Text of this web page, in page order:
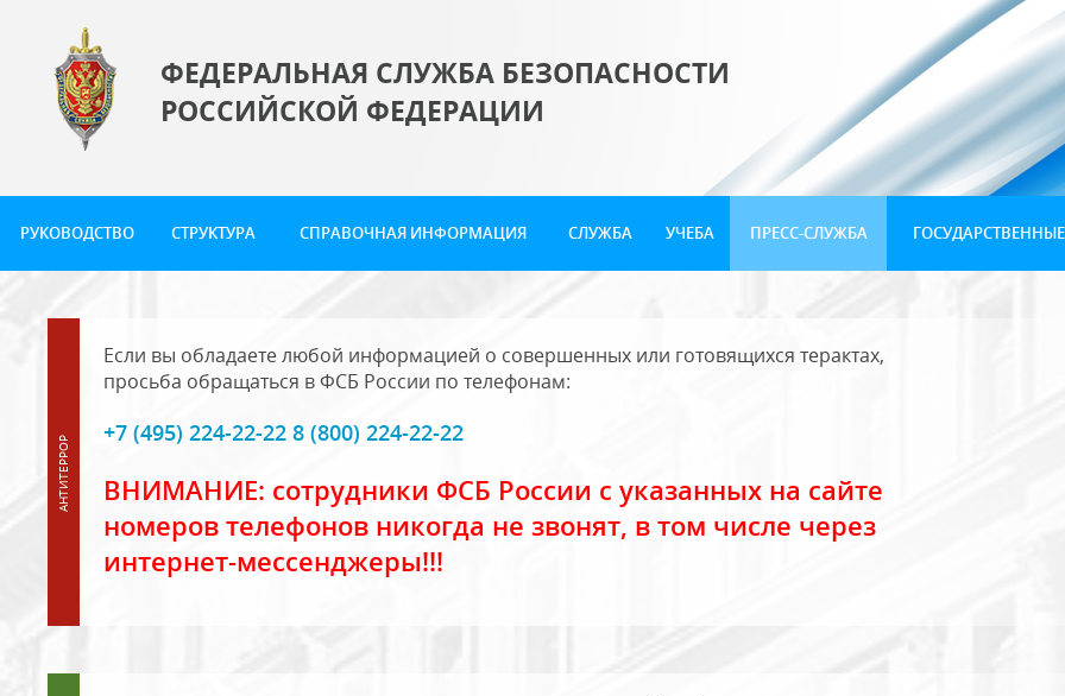
ФЕДЕРАЛЬНАЯ СЛУЖБА БЕЗОПАСНОСТИ
РОССИЙСКОЙ ФЕДЕРАЦИИ
РУКОВОДСТВО СТРУКТУРА СПРАВОЧНАЯ ИНФОРМАЦИЯ СЛУЖБА УЧЕБА ПРЕСС-СЛУЖБА
Если вы обладаете любой информацией о совершенных или готовящихся терактах,
просьба обращаться в ФСБ России по телефонам:
+7 (495) 224-22-22 8 (800) 224-22-22
ВНИМАНИЕ: сотрудники ФСБ России с указанных на сайте
номеров телефонов никогда не звонят, в том числе через
интернет-мессенджеры!!!